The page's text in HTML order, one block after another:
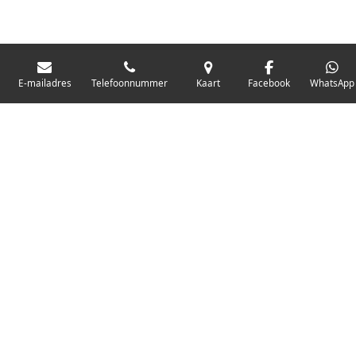
E-mailadres Telefoonnummer Kaart Facebook WhatsApp